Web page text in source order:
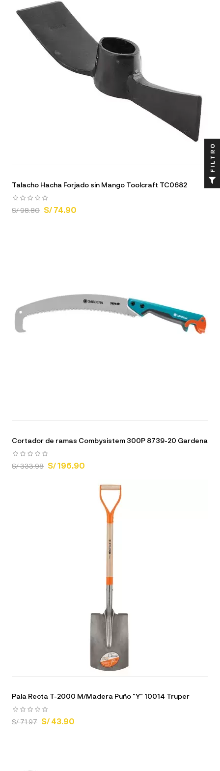
Talacho Hacha Forjado sin Mango Toolcraft TC0682
S/ 98.80 S/ 74.90
Cortador de ramas Combysistem 300P 8739-20 Gardena
S/ 333.98 S/ 196.90
Pala Recta T-2000 M/Madera Puño "Y" 10014 Truper
S/ 71.97 S/ 43.90
FILTRO